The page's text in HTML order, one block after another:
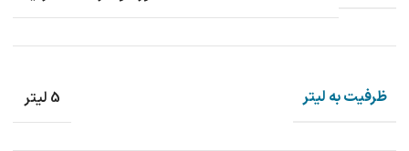
ظرفیت به لیتر 5 لیتر